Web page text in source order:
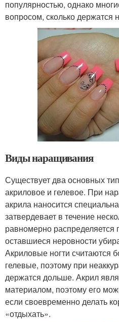
популярностью, однако
вопросом, сколько держатся
Виды наращивания
Существует два основных
акриловое и гелевое. При
акрила наносится
затвердевает в течение
равномерно распределяется
оставшиеся неровности
Акриловые ногти считаются
гелевые, поэтому при
держатся дольше. Акрил
материалом, поэтому его
если своевременно делать
«отдыхать».